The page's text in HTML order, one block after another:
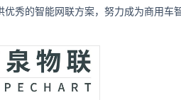
秀的智能网联方案，努力成为商用车